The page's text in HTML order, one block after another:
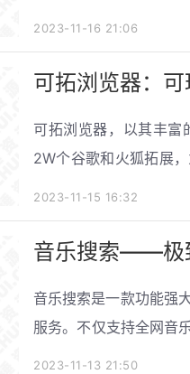
2023-11-16 21:06
可拓浏览器：
可拓浏览器，以其丰富
2W个谷歌和火狐拓展
2023-11-15 16:32
音乐搜索——极
音乐搜索是一款功能强
服务。不仅支持全网音
式、mp3格式和aac格
2023-11-13 21:50